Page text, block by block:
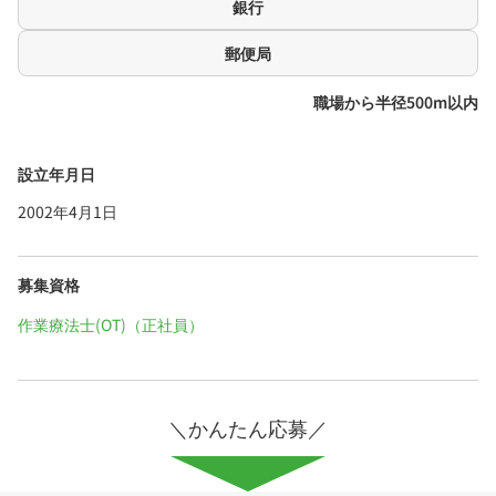
銀行
郵便局
職場から半径500m以内
設立年月日
2002年4月1日
募集資格
作業療法士(OT)（正社員）
＼かんたん応募／